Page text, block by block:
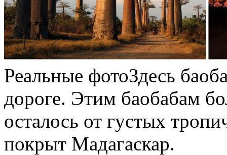
Реальные фотоЗдесь
дороге. Этим баобабам
осталось от густых
покрыт Мадагаскар.